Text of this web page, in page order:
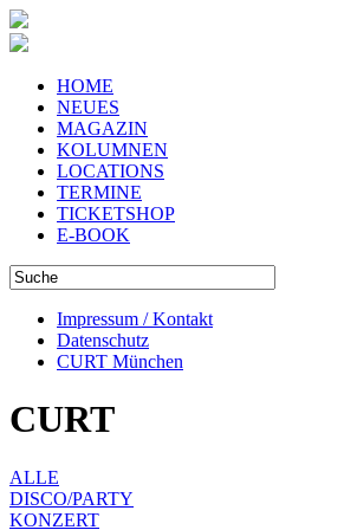
HOME
NEUES
MAGAZIN
KOLUMNEN
LOCATIONS
TERMINE
TICKETSHOP
E-BOOK
Impressum / Kontakt
Datenschutz
CURT München
CURT
ALLE
DISCO/PARTY
KONZERT